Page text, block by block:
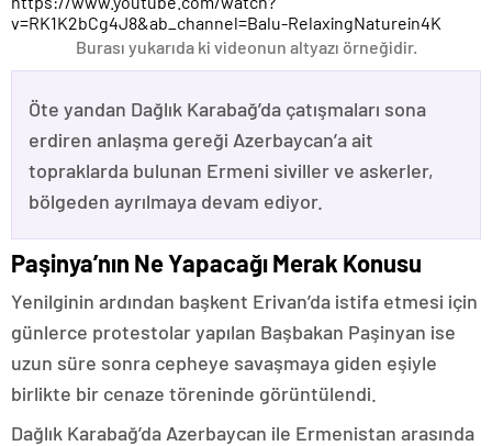
v=RK1K2bCg4J8&ab_channel=Balu-RelaxingNaturein4K
Burası yukarıda ki videonun altyazı örneğidir.
Öte yandan Dağlık Karabağ’da çatışmaları sona
erdiren anlaşma gereği Azerbaycan’a ait
topraklarda bulunan Ermeni siviller ve askerler,
bölgeden ayrılmaya devam ediyor.
Paşinya’nın Ne Yapacağı Merak Konusu
Yenilginin ardından başkent Erivan’da istifa etmesi için
günlerce protestolar yapılan Başbakan Paşinyan ise
uzun süre sonra cepheye savaşmaya giden eşiyle
birlikte bir cenaze töreninde görüntülendi.
Dağlık Karabağ’da Azerbaycan ile Ermenistan arasında